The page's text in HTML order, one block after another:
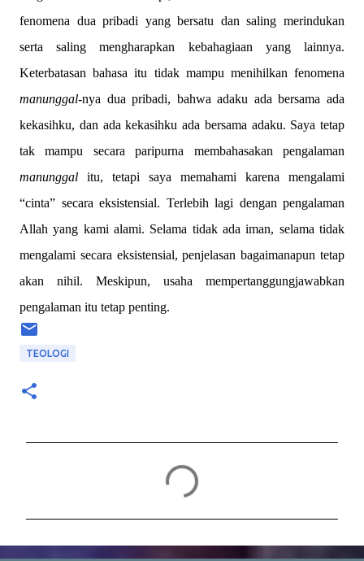
fenomena dua pribadi yang bersatu dan saling merindukan
serta saling mengharapkan kebahagiaan yang lainnya.
Keterbatasan bahasa itu tidak mampu menihilkan fenomena
manunggal-nya dua pribadi, bahwa adaku ada bersama ada
kekasihku, dan ada kekasihku ada bersama adaku. Saya tetap
tak mampu secara paripurna membahasakan pengalaman
manunggal itu, tetapi saya memahami karena mengalami
“cinta” secara eksistensial. Terlebih lagi dengan pengalaman
Allah yang kami alami. Selama tidak ada iman, selama tidak
mengalami secara eksistensial, penjelasan bagaimanapun tetap
akan nihil. Meskipun, usaha mempertanggungjawabkan
pengalaman itu tetap penting.
TEOLOGI